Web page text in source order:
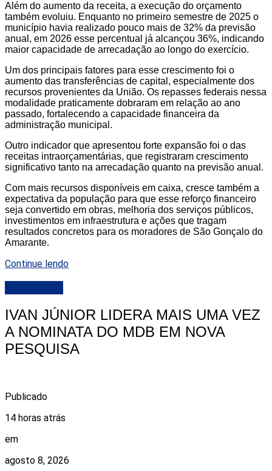
Além do aumento da receita, a execução do orçamento
também evoluiu. Enquanto no primeiro semestre de 2025 o
município havia realizado pouco mais de 32% da previsão
anual, em 2026 esse percentual já alcançou 36%, indicando
maior capacidade de arrecadação ao longo do exercício.
Um dos principais fatores para esse crescimento foi o
aumento das transferências de capital, especialmente dos
recursos provenientes da União. Os repasses federais nessa
modalidade praticamente dobraram em relação ao ano
passado, fortalecendo a capacidade financeira da
administração municipal.
Outro indicador que apresentou forte expansão foi o das
receitas intraorçamentárias, que registraram crescimento
significativo tanto na arrecadação quanto na previsão anual.
Com mais recursos disponíveis em caixa, cresce também a
expectativa da população para que esse reforço financeiro
seja convertido em obras, melhoria dos serviços públicos,
investimentos em infraestrutura e ações que tragam
resultados concretos para os moradores de São Gonçalo do
Amarante.
Continue lendo
IVAN JÚNIOR LIDERA MAIS UMA VEZ
A NOMINATA DO MDB EM NOVA
PESQUISA
Publicado
14 horas atrás
em
agosto 8, 2026